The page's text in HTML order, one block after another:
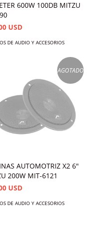
600W 100DB MITZU
USD
DE AUDIO Y ACCESORIOS
AGOTADO
AUTOMOTRIZ X2 6"
200W MIT-6121
USD
DE AUDIO Y ACCESORIOS